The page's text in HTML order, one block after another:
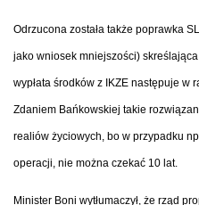
Odrzucona została także poprawka
jako wniosek mniejszości)
wypłata środków z IKZE następuje w
Zdaniem Bańkowskiej takie
realiów życiowych, bo w przypadku
operacji, nie można czekać 10 lat.
Minister Boni wytłumaczył, że rząd